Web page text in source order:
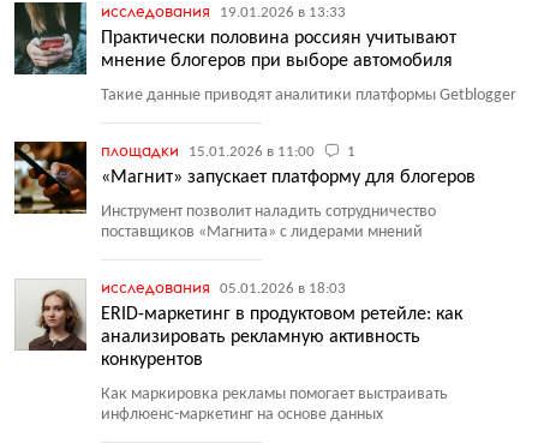
исследования 19.01.2026 в 13:33
Практически половина россиян учитывают
мнение блогеров при выборе автомобиля
Такие данные приводят аналитики платформы Getblogger
площадки 15.01.2026 в 11:00 1
«Магнит» запускает платформу для блогеров
Инструмент позволит наладить сотрудничество
поставщиков «Магнита» с лидерами мнений
исследования 05.01.2026 в 18:03
ERID-маркетинг в продуктовом ретейле: как
анализировать рекламную активность
конкурентов
Как маркировка рекламы помогает выстраивать
инфлюенс-маркетинг на основе данных